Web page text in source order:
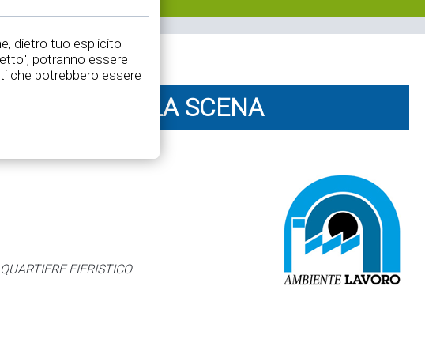
OLTRE LA SCENA
FIERISTICO
dietro tuo esplicito
potranno essere
che potrebbero essere